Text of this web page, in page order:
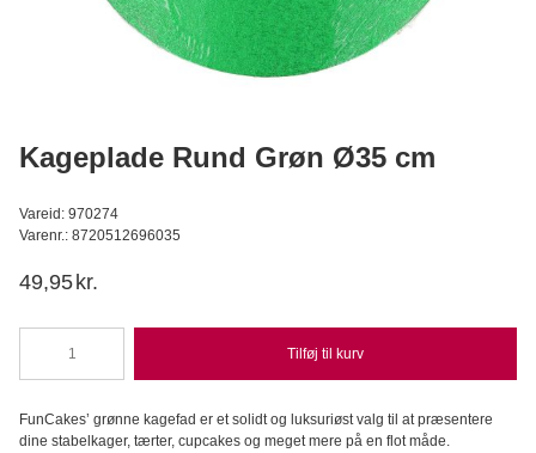
Kageplade Rund Grøn Ø35 cm
Vareid: 970274
Varenr.: 8720512696035
49,95 kr.
Kageplade
Rund
Ø35
cm
Tilføj til kurv
FunCakes’ grønne kagefad er et solidt og luksuriøst valg til at præsentere
dine stabelkager, tærter, cupcakes og meget mere på en flot måde.